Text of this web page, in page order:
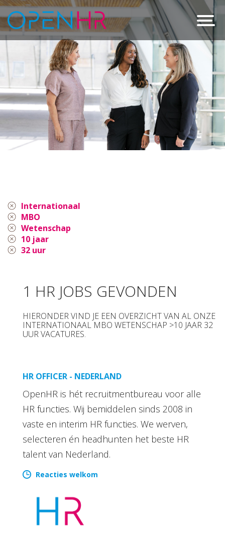
Internationaal
MBO
Wetenschap
10 jaar
32 uur
1 HR JOBS GEVONDEN
HIERONDER VIND JE EEN OVERZICHT VAN AL ONZE
INTERNATIONAAL MBO WETENSCHAP >10 JAAR 32
UUR VACATURES.
HR OFFICER - NEDERLAND
OpenHR is hét recruitmentbureau voor alle
HR functies. Wij bemiddelen sinds 2008 in
vaste en interim HR functies. We werven,
selecteren én headhunten het beste HR
talent van Nederland.
Reacties welkom